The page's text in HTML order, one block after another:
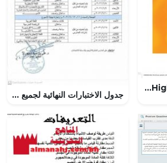
flying High 6 Student’s Book – المنهاج السعودي
جدول الاختبارات النهائية لجميع الصفوف في محافظة مسقط (الامتحانات) ملفات مدرسية